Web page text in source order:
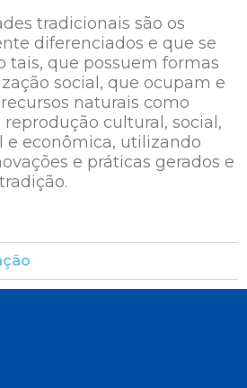
tradicionais são os
diferenciados e que se
tais, que possuem formas
social, que ocupam e
naturais como
cultural, social,
e econômica, utilizando
e práticas gerados e